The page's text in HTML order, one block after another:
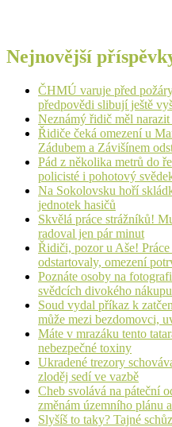
Nejnovější
ČHMÚ varuje před
předpovědi slibují ještě
Neznámý řidič měl
Řidiče čeká omezení u
Zádubem a Závišínem
Pád z několika metrů do
policisté i pohotový
Na Sokolovsku hoří
jednotek hasičů
Skvělá práce strážníků!
radoval jen pár minut
Řidiči, pozor u Aše!
odstartovaly, omezení
Poznáte osoby na
svědcích divokého
Soud vydal příkaz k
může mezi bezdomovci,
Máte v mrazáku tento
nebezpečné toxiny
Ukradené trezory
zloděj sedí ve vazbě
Cheb svolává na páteční
změnám územního plánu
Slyšíš to taky? Tajné